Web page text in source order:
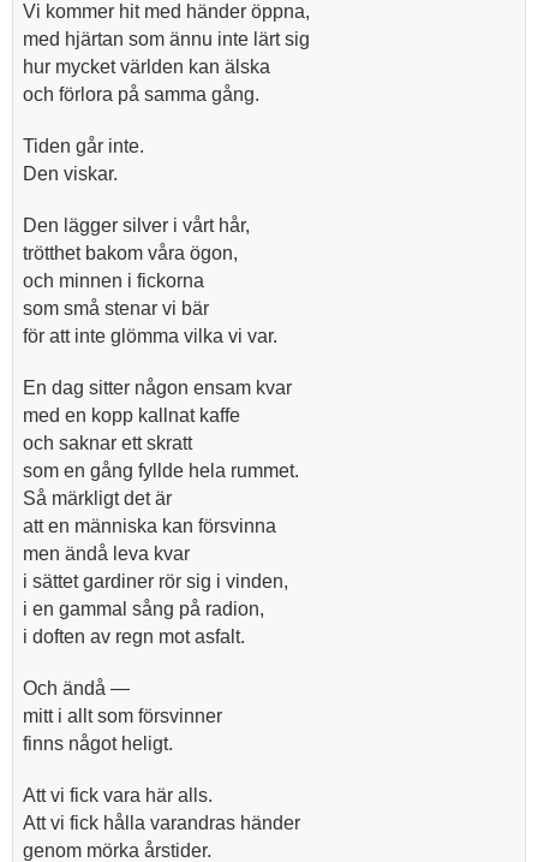
Vi kommer hit med händer öppna,
med hjärtan som ännu inte lärt sig
hur mycket världen kan älska
och förlora på samma gång.
Tiden går inte.
Den viskar.
Den lägger silver i vårt hår,
trötthet bakom våra ögon,
och minnen i fickorna
som små stenar vi bär
för att inte glömma vilka vi var.
En dag sitter någon ensam kvar
med en kopp kallnat kaffe
och saknar ett skratt
som en gång fyllde hela rummet.
Så märkligt det är
att en människa kan försvinna
men ändå leva kvar
i sättet gardiner rör sig i vinden,
i en gammal sång på radion,
i doften av regn mot asfalt.
Och ändå —
mitt i allt som försvinner
finns något heligt.
Att vi fick vara här alls.
Att vi fick hålla varandras händer
genom mörka årstider.